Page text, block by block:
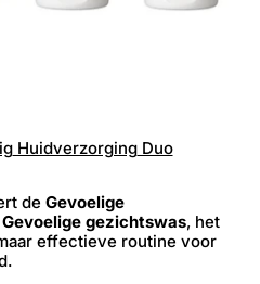
HuidverzorgingDuo
de Gevoelige
Gevoelige gezichtswas, het
effectieve routine voor